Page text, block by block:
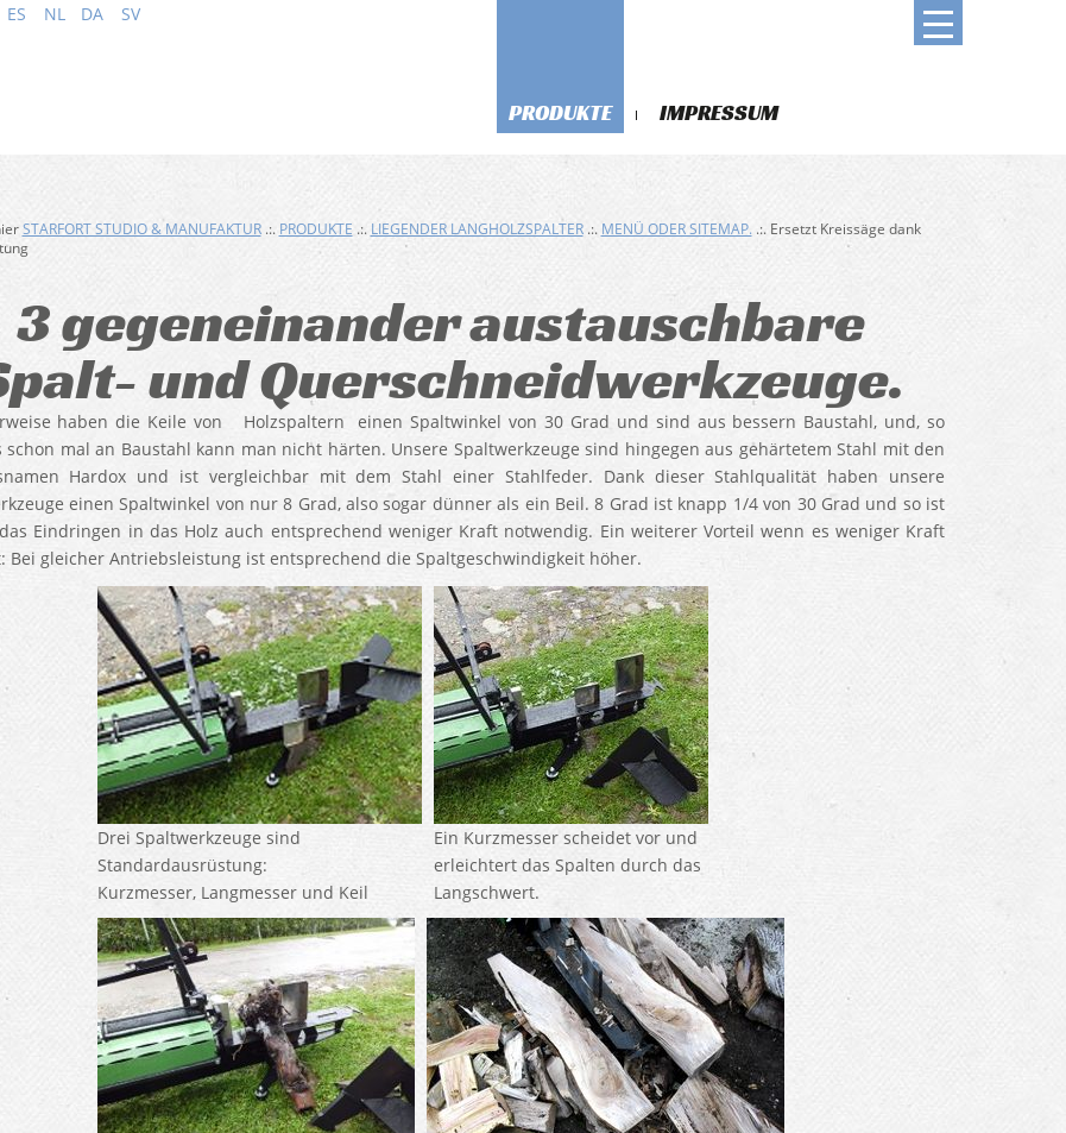
ES NL DA SV
PRODUKTE IMPRESSUM
STARFORT STUDIO & MANUFAKTUR.:. PRODUKTE .:. LIEGENDER LANGHOLZSPALTER.:. MENÜ ODER SITEMAP..:. Ersetzt Kreissäge dank
3 gegeneinander austauschbare
und Querschneidwerkzeuge.
haben die Keile von Holzspaltern einen Spaltwinkel von 30 Grad und sind aus bessern Baustahl, und, so
schon mal an Baustahl kann man nicht härten. Unsere Spaltwerkzeuge sind hingegen aus gehärtetem Stahl mit den
Hardox und ist vergleichbar mit dem Stahl einer Stahlfeder. Dank dieser Stahlqualität haben unsere
einen Spaltwinkel von nur 8 Grad, also sogar dünner als ein Beil. 8 Grad ist knapp 1/4 von 30 Grad und so ist
Eindringen in das Holz auch entsprechend weniger Kraft notwendig. Ein weiterer Vorteil wenn es weniger Kraft
Bei gleicher Antriebsleistung ist entsprechend die Spaltgeschwindigkeit höher.
Drei Spaltwerkzeuge sind
Standardausrüstung:
Kurzmesser, Langmesser und Keil
Ein Kurzmesser scheidet vor und
erleichtert das Spalten durch das
Langschwert.